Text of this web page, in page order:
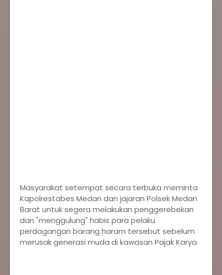
Masyarakat setempat secara terbuka meminta
Kapolrestabes Medan dan jajaran Polsek Medan
Barat untuk segera melakukan penggerebekan
dan "menggulung" habis para pelaku
perdagangan barang haram tersebut sebelum
merusak generasi muda di kawasan Pajak Karya.